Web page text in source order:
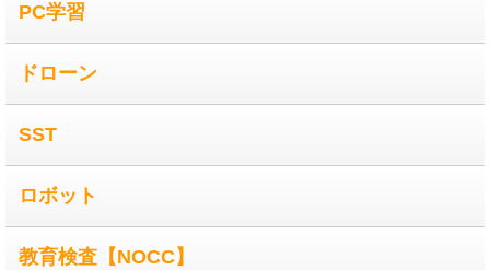
PC学習
ドローン
SST
ロボット
教育検査【NOCC】